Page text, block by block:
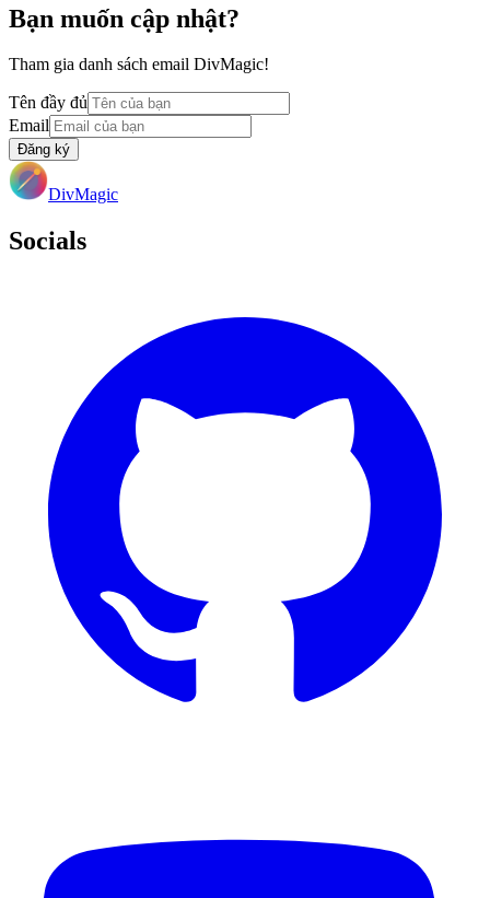
Bạn muốn cập nhật?
Tham gia danh sách email DivMagic!
Tên đầy đủ
Email
Đăng ký
DivMagic
Socials